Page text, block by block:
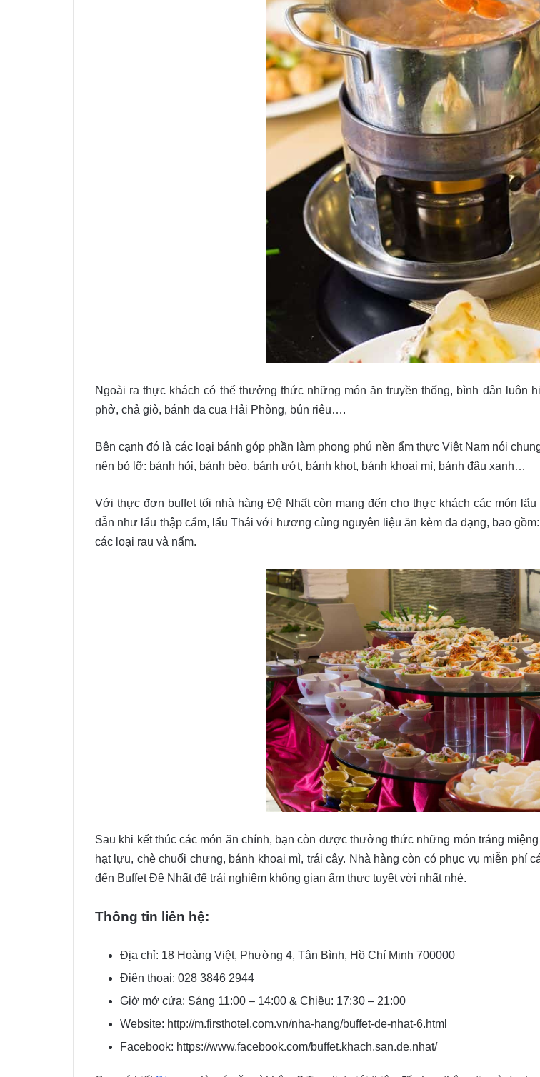
Ngoài ra thực khách có thể thưởng thức những món ăn truyền thống, bình dân luôn
phở, chả giò, bánh đa cua Hải Phòng, bún riêu….
Bên cạnh đó là các loại bánh góp phần làm phong phú nền ẩm thực Việt Nam nói
nên bỏ lỡ: bánh hỏi, bánh bèo, bánh ướt, bánh khọt, bánh khoai mì, bánh đậu xanh…
Với thực đơn buffet tối nhà hàng Đệ Nhất còn mang đến cho thực khách các món
dẫn như lẩu thập cẩm, lẩu Thái với hương cùng nguyên liệu ăn kèm đa dạng, bao
các loại rau và nấm.
Sau khi kết thúc các món ăn chính, bạn còn được thưởng thức những món tráng
hạt lựu, chè chuối chưng, bánh khoai mì, trái cây. Nhà hàng còn có phục vụ miễn
đến Buffet Đệ Nhất để trải nghiệm không gian ẩm thực tuyệt vời nhất nhé.
Thông tin liên hệ:
Địa chỉ: 18 Hoàng Việt, Phường 4, Tân Bình, Hồ Chí Minh 700000
Điện thoại: 028 3846 2944
Giờ mở cửa: Sáng 11:00 – 14:00 & Chiều: 17:30 – 21:00
Website: http://m.firsthotel.com.vn/nha-hang/buffet-de-nhat-6.html
Facebook: https://www.facebook.com/buffet.khach.san.de.nhat/